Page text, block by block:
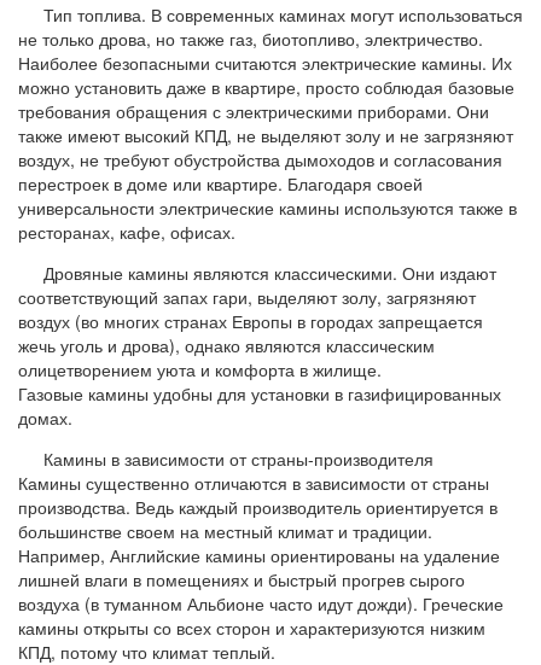
Тип топлива. В современных каминах могут использоваться
не только дрова, но также газ, биотопливо, электричество.
Наиболее безопасными считаются электрические камины. Их
можно установить даже в квартире, просто соблюдая базовые
требования обращения с электрическими приборами. Они
также имеют высокий КПД, не выделяют золу и не загрязняют
воздух, не требуют обустройства дымоходов и согласования
перестроек в доме или квартире. Благодаря своей
универсальности электрические камины используются также в
ресторанах, кафе, офисах.
Дровяные камины являются классическими. Они издают
соответствующий запах гари, выделяют золу, загрязняют
воздух (во многих странах Европы в городах запрещается
жечь уголь и дрова), однако являются классическим
олицетворением уюта и комфорта в жилище.
Газовые камины удобны для установки в газифицированных
домах.
Камины в зависимости от страны-производителя
Камины существенно отличаются в зависимости от страны
производства. Ведь каждый производитель ориентируется в
большинстве своем на местный климат и традиции.
Например, Английские камины ориентированы на удаление
лишней влаги в помещениях и быстрый прогрев сырого
воздуха (в туманном Альбионе часто идут дожди). Греческие
камины открыты со всех сторон и характеризуются низким
КПД, потому что климат теплый.